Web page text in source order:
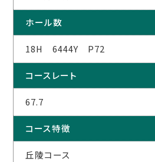
ホール数
18H 6444Y P72
コースレート
67.7
コース特徴
丘陵コース